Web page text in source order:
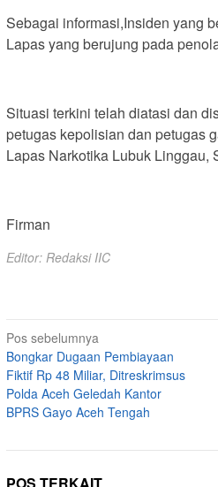
Sebagai informasi,Insiden yang
Lapas yang berujung pada
Situasi terkini telah diatasi dan
petugas kepolisian dan petugas
Lapas Narkotika Lubuk Linggau,
Firman
Editor: Redaksi IIC
Navigasi
pos
Pos sebelumnya
Bongkar Dugaan Pembiayaan
Fiktif Rp 48 Miliar, Ditreskrimsus
Polda Aceh Geledah Kantor
BPRS Gayo Aceh Tengah